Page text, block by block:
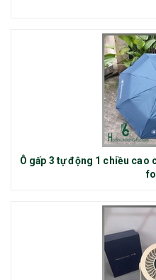
Ô gấp 3 tự động 1 chiều cao